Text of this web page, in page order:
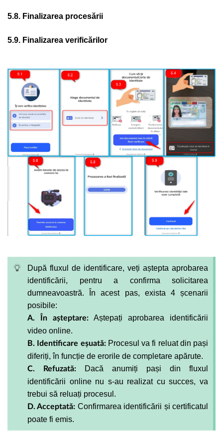
5.8. Finalizarea procesării
5.9. Finalizarea verificărilor
După fluxul de identificare, veți aștepta aprobarea
identificării, pentru a confirma solicitarea
dumneavoastră. În acest pas, exista 4 șcenarii
posibile:
A. În așteptare: Aștepați aprobarea identificării
video online.
B. Identificare eșuată:Procesul va fi reluat din pași
diferiți, în funcție de erorile de completare apărute.
C. Refuzată: Dacă anumiți pași din fluxul
identificării online nu s-au realizat cu succes, va
trebui să reluați procesul.
D. Acceptată: Confirmarea identificării și certificatul
poate fi emis.